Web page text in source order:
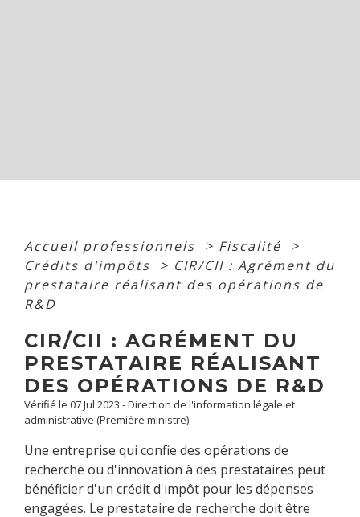
Accueil professionnels > Fiscalité
>
Crédits d'impôts
> CIR/CII : Agrément du
prestataire réalisant des opérations de
R&D
CIR/CII : AGRÉMENT DU
PRESTATAIRE RÉALISANT
DES OPÉRATIONS DE R&D
Vérifié le 07 Jul 2023 - Direction de l'information légale et
administrative (Première ministre)
Une entreprise qui confie des opérations de
recherche ou d'innovation à des prestataires peut
bénéficier d'un crédit d'impôt pour les dépenses
engagées. Le prestataire de recherche doit être